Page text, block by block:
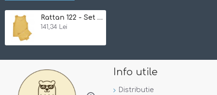
Rattan 122 - Set lenjerie de corp din bambus pentru fete - Minymo
141,34 Lei
Info utile
Distributie